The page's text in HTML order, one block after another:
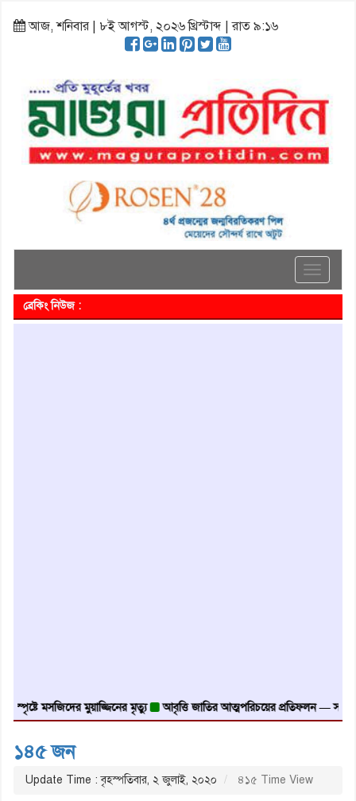
আজ, শনিবার | ৮ই আগস্ট, ২০২৬ খ্রিস্টাব্দ | রাত ৯:১৬
Toggle
ব্রেকিং নিউজ :
মসজিদের মুয়াজ্জিনের মৃত্যু আবৃত্তি জাতির আত্মপরিচয়ের প্রতিফলন — সংস্কৃতি
১৪৫ জন
Update Time : বৃহস্পতিবার, ২ জুলাই, ২০২০ ৪১৫ Time View